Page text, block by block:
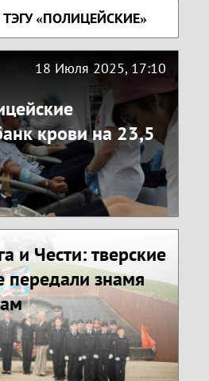
«ПОЛИЦЕЙСКИЕ»
18 Июля 2025, 17:10
крови на 23,5
и Чести: тверские
передали знамя